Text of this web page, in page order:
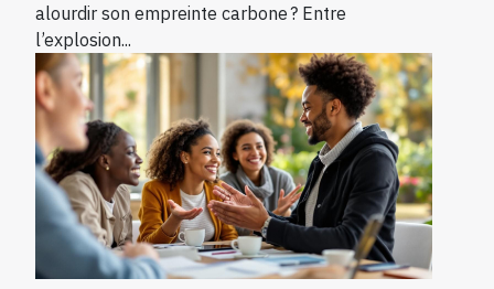
alourdir son empreinte carbone ? Entre
l’explosion...